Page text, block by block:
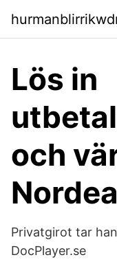
Lös in
och
Nordea
Privatgirot tar
DocPlayer.se